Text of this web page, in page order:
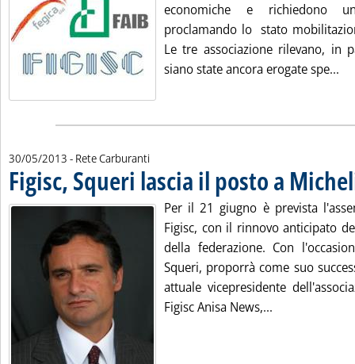
economiche e richiedono
proclamando lo stato
Le tre associazione rilevano, in
siano state ancora erogate spe...
30/05/2013 - Rete Carburanti
Figisc, Squeri lascia il posto a
Per il 21 giugno è prevista
Figisc, con il rinnovo anticipato
della federazione. Con
Squeri, proporrà come suo
attuale vicepresidente
Figisc Anisa News,...